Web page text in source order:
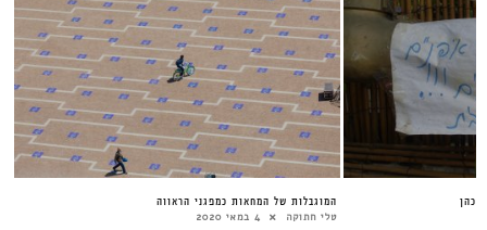
המוגבלות של המחאות כמפגני הראווה
טלי חתוקה 4 במאי 2020